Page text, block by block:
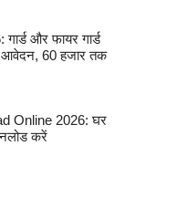
और फायर गार्ड
आवेदन, 60 हजार तक
Online 2026: घर
करें